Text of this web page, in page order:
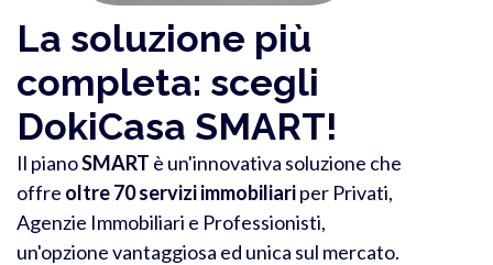
La soluzione più
completa: scegli
DokiCasa SMART!
Il pianoSMART è un'innovativa soluzione che
offre oltre 70 servizi immobiliariper Privati,
Agenzie Immobiliari e Professionisti,
un'opzione vantaggiosa ed unica sul mercato.